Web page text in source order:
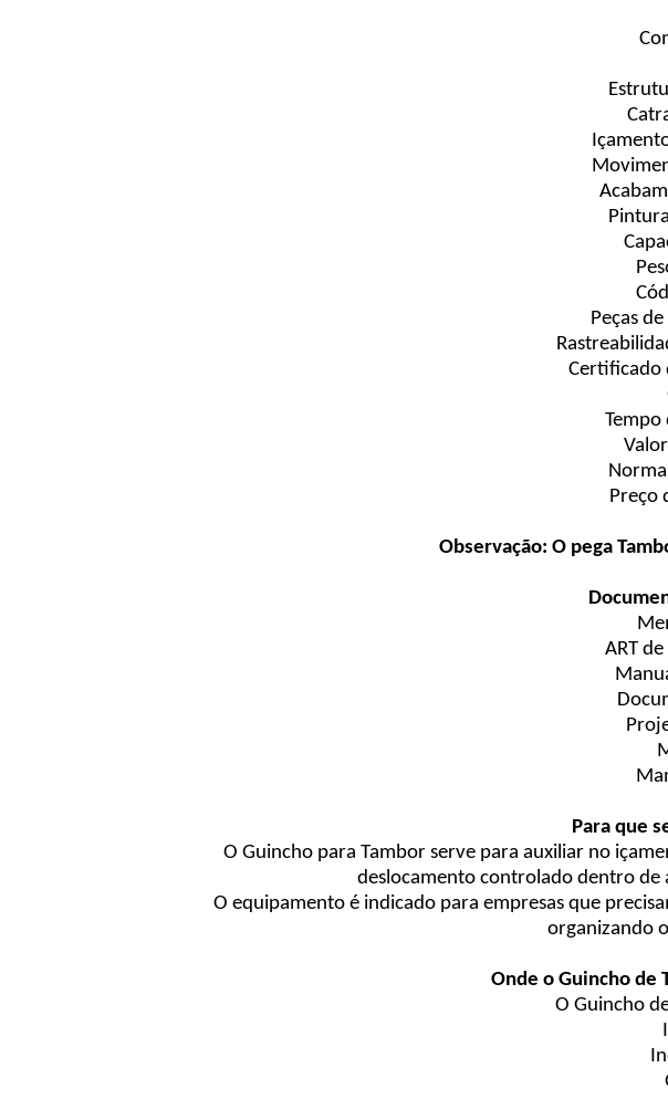
Peças
Certificado
Tempo
Preço
Observação: O pega
ART
Para que
O Guincho para Tambor serve para auxiliar no
deslocamento controlado dentro de
O equipamento é indicado para empresas que
organizando
Onde o Guincho de
O Guincho